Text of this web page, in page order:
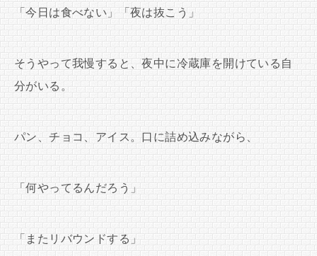
「今日は食べない」「夜は抜こう」
そうやって我慢すると、夜中に冷蔵庫を開けている自
分がいる。
パン、チョコ、アイス。口に詰め込みながら、
「何やってるんだろう」
「またリバウンドする」